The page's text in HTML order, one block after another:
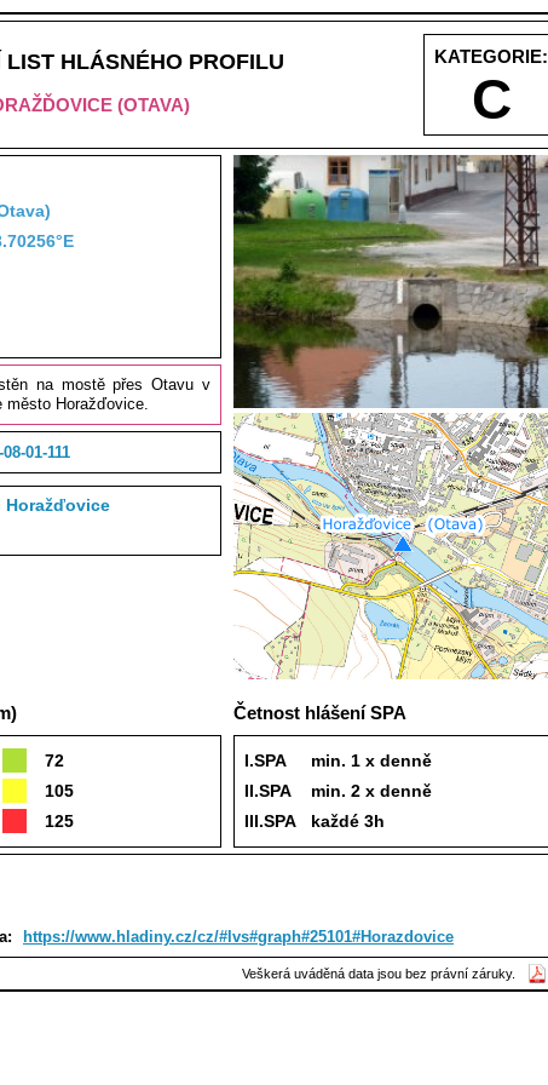
KATEGORIE:
C
LIST HLÁSNÉHO PROFILU
(OTAVA)
na mostě přes Otavu v
město Horažďovice.
08-01-111
Horažďovice
72
105
125
Četnost hlášení SPA
I.SPA
min. 1 x denně
II.SPA
min. 2 x denně
III.SPA
každé 3h
https://www.hladiny.cz/cz/#lvs#graph#25101#Horazdovice
Veškerá uváděná data jsou bez právní záruky.